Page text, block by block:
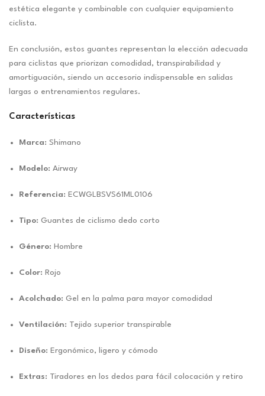
estética elegante y combinable con cualquier equipamiento
ciclista.
En conclusión, estos guantes representan la elección adecuada
para ciclistas que priorizan comodidad, transpirabilidad y
amortiguación, siendo un accesorio indispensable en salidas
largas o entrenamientos regulares.
Características
Marca: Shimano
Modelo: Airway
Referencia: ECWGLBSVS61ML0106
Tipo: Guantes de ciclismo dedo corto
Género: Hombre
Color: Rojo
Acolchado: Gel en la palma para mayor comodidad
Ventilación: Tejido superior transpirable
Diseño: Ergonómico, ligero y cómodo
Extras: Tiradores en los dedos para fácil colocación y retiro